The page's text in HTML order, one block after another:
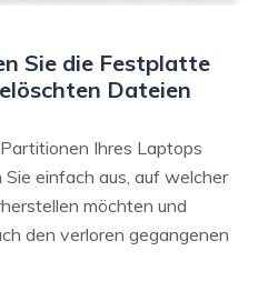
Sie die Festplatte
Dateien
Ihres Laptops
einfach aus, auf welcher
möchten und
den verloren gegangenen